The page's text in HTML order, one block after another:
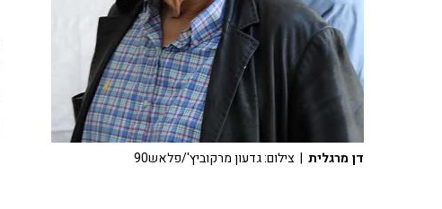
דן מרגלית | צילום: גדעון מרקוביץ'/פלאש90